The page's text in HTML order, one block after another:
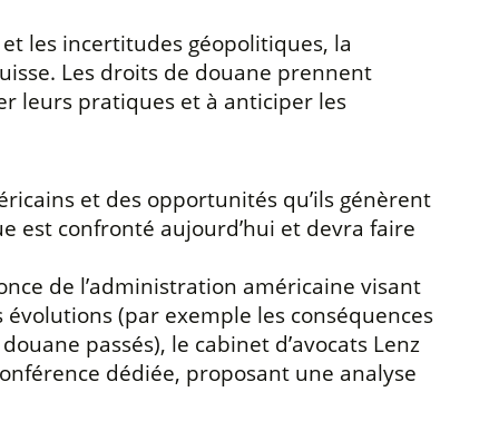
les incertitudes géopolitiques, la
Les droits de douane prennent
leurs pratiques et à anticiper les
et des opportunités qu’ils génèrent
est confronté aujourd’hui et devra faire
de l’administration américaine visant
(par exemple les conséquences
passés), le cabinet d’avocats Lenz
dédiée, proposant une analyse